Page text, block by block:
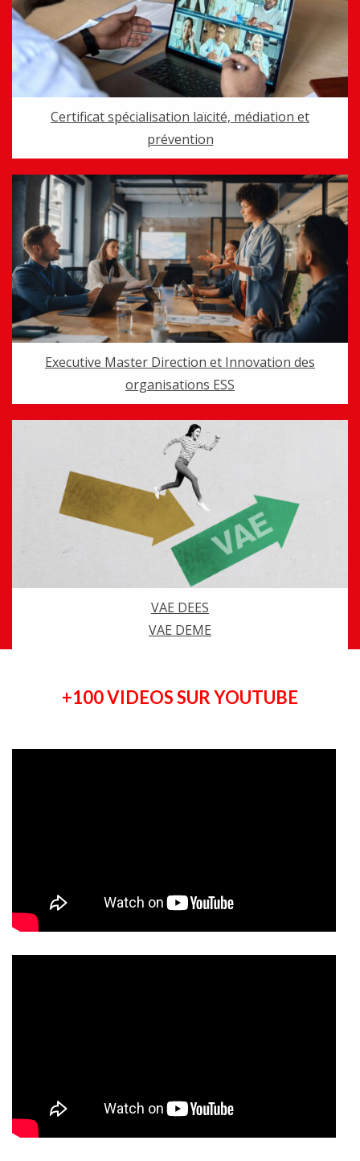
Certificat spécialisation laïcité, médiation et
prévention
Executive Master Direction et Innovation des
organisations ESS
VAE DEES
VAE DEME
+100 VIDEOS SUR YOUTUBE